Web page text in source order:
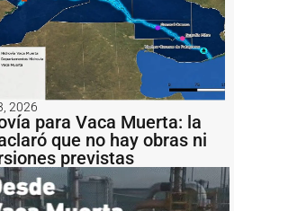
2026
para Vaca Muerta: la
que no hay obras ni
previstas